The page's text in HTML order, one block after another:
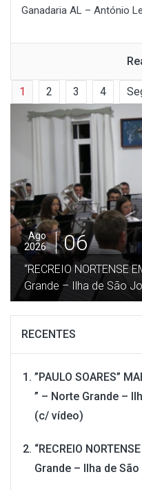
Ganadaria AL – António
1 2 3 4
Ago
2026
05
”DESGARRADA” –
Beira / Velas – Ilha São
RECENTES
”PAULO SOARES”
” – Norte Grande –
(c/ vídeo)
“RECREIO
Grande – Ilha de